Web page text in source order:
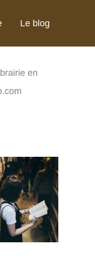
Le blog
en